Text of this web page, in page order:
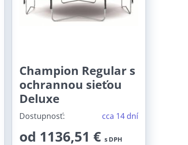
Champion Regular s
ochrannou sieťou
Deluxe
Dostupnosť: cca 14 dní
od 1136,51 € s DPH